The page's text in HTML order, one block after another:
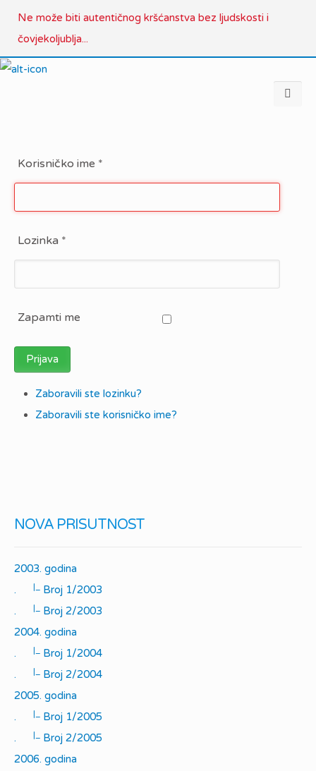
Ne može biti autentičnog kršćanstva bez ljudskosti i
čovjekoljublja...
Korisničko ime *
Lozinka *
Zapamti me
Prijava
Zaboravili ste lozinku?
Zaboravili ste korisničko ime?
NOVA PRISUTNOST
2003. godina
.
|_
Broj 1/2003
.
|_
Broj 2/2003
2004. godina
.
|_
Broj 1/2004
.
|_
Broj 2/2004
2005. godina
.
|_
Broj 1/2005
.
|_
Broj 2/2005
2006. godina